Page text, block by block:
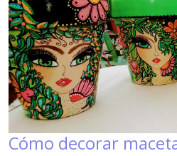
Cómo decorar